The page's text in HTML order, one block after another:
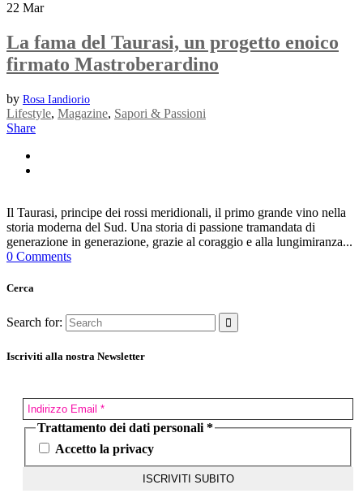
22 Mar
La fama del Taurasi, un progetto enoico
firmato Mastroberardino
by Rosa Iandiorio
Lifestyle, Magazine, Sapori & Passioni
Share
Il Taurasi, principe dei rossi meridionali, il primo grande vino nella
storia moderna del Sud. Una storia di passione tramandata di
generazione in generazione, grazie al coraggio e alla lungimiranza...
0 Comments
Cerca
Search for:
Iscriviti alla nostra Newsletter
Trattamento dei dati personali *
Accetto la privacy